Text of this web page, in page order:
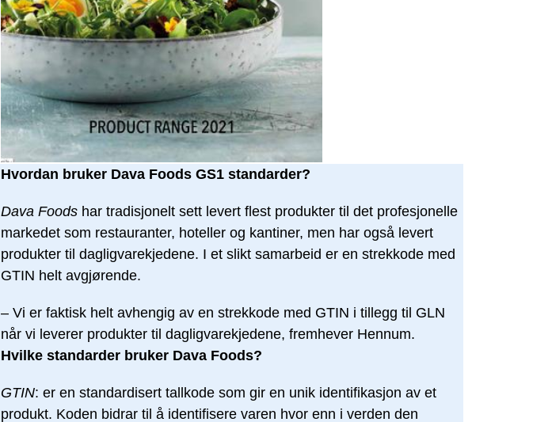
Hvordan bruker Dava Foods GS1 standarder?
Dava Foods har tradisjonelt sett levert flest produkter til det profesjonelle
markedet som restauranter, hoteller og kantiner, men har også levert
produkter til dagligvarekjedene. I et slikt samarbeid er en strekkode med
GTIN helt avgjørende.
– Vi er faktisk helt avhengig av en strekkode med GTIN i tillegg til GLN
når vi leverer produkter til dagligvarekjedene, fremhever Hennum.
Hvilke standarder bruker Dava Foods?
GTIN: er en standardisert tallkode som gir en unik identifikasjon av et
produkt. Koden bidrar til å identifisere varen hvor enn i verden den